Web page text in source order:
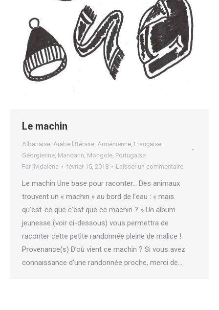
Le machin
Albanaise, Arabe littéraire, Arménienne, Française,
Géorgienne, Mandarin, Mongole, Portugaise
Par jlvidalenc février 15, 2018 Laisser un commentaire
Le machin Une base pour raconter… Des animaux
trouvent un « machin » au bord de l’eau : « mais
qu’est-ce que c’est que ce machin ? » Un album
jeunesse (voir ci-dessous) vous permettra de
raconter cette petite randonnée pleine de malice !
Provenance(s) D’où vient ce machin ? Si vous avez
connaissance d’une randonnée proche, merci de…